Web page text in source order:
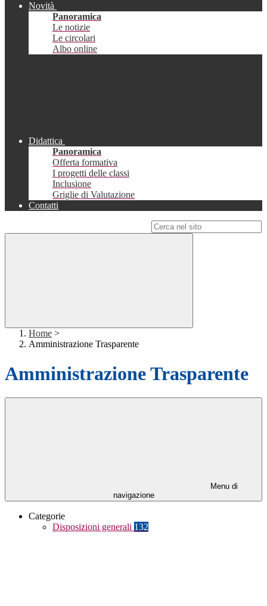
Novità
Panoramica
Le notizie
Le circolari
Albo online
Didattica
Panoramica
Offerta formativa
I progetti delle classi
Inclusione
Griglie di Valutazione
Contatti
Home >
Amministrazione Trasparente
Amministrazione Trasparente
Menu di
navigazione
Categorie
Disposizioni generali 132